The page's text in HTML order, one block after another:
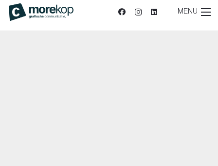
MENU
Sitemap|Privacy| reCAPTCHA Privacy Policy en voorwaarden